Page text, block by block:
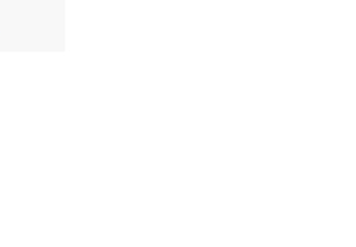
RSD.